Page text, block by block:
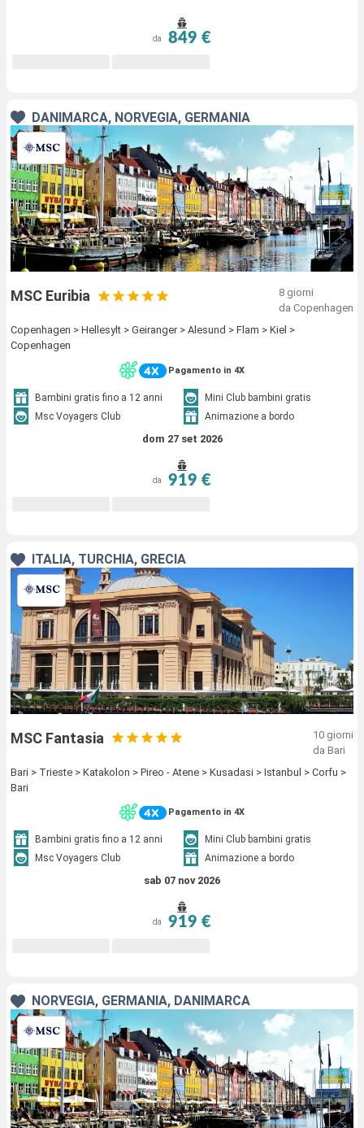
da 849 €
DANIMARCA, NORVEGIA, GERMANIA
MSC Euribia
8 giorni
da Copenhagen
Copenhagen > Hellesylt > Geiranger > Alesund > Flam > Kiel >
Copenhagen
Pagamento in 4X
Bambini gratis fino a 12 anni
Mini Club bambini gratis
Msc Voyagers Club
Animazione a bordo
dom 27 set 2026
da 919 €
ITALIA, TURCHIA, GRECIA
MSC Fantasia
10 giorni
da Bari
Bari > Trieste > Katakolon > Pireo - Atene > Kusadasi > Istanbul > Corfu >
Bari
Pagamento in 4X
Bambini gratis fino a 12 anni
Mini Club bambini gratis
Msc Voyagers Club
Animazione a bordo
sab 07 nov 2026
da 919 €
NORVEGIA, GERMANIA, DANIMARCA